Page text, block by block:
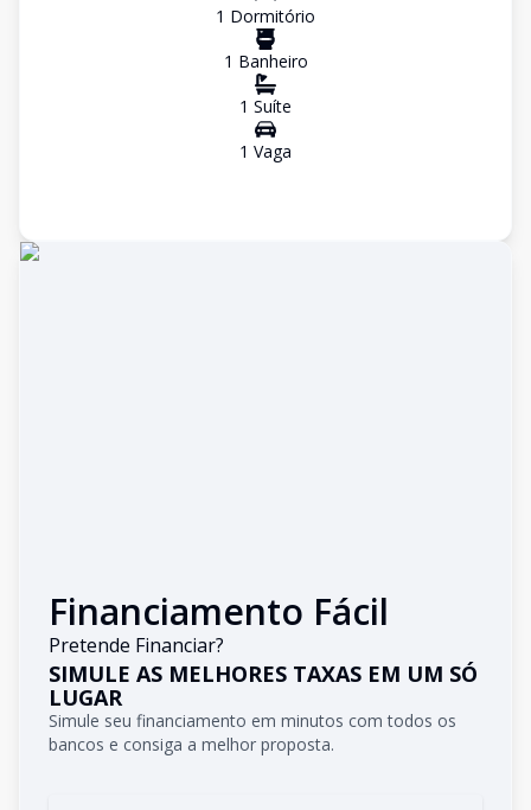
1 Dormitório
1 Banheiro
1 Suíte
1 Vaga
Financiamento Fácil
Pretende Financiar?
SIMULE AS MELHORES TAXAS EM UM SÓ
LUGAR
Simule seu financiamento em minutos com todos os
bancos e consiga a melhor proposta.